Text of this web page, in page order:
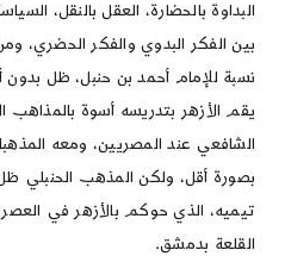
البداوة بالحضارة، العقل بالنقل،
بين الفكر البدوي والفكر الحضري،
نسبة للإمام أحمد بن حنبل، ظل
يقم الأزهر بتدريسه أسوة
الشافعي عند المصريين، ومعه
بصورة أقل، ولكن المذهب الحنبلي
تيميه، الذي حوكم بالأزهر في
القلعة بدمشق.